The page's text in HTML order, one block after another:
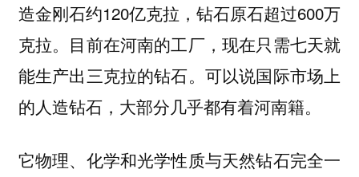
造金刚石约120亿克拉，钻石原石超过600万
克拉。目前在河南的工厂，现在只需七天就
能生产出三克拉的钻石。可以说国际市场上
的人造钻石，大部分几乎都有着河南籍。
它物理、化学和光学性质与天然钻石完全一